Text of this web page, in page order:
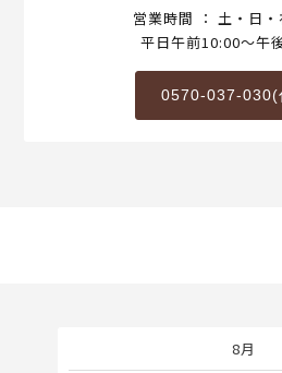
営業時間 ： 土・日・
平日午前10:00～午
0570-037-030(
8月